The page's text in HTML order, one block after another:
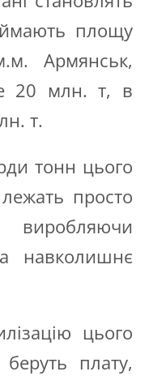
площу
Армянськ,
20 млн. т, в
т.
тонн цього
просто
навколишнє
цього
беруть плату,